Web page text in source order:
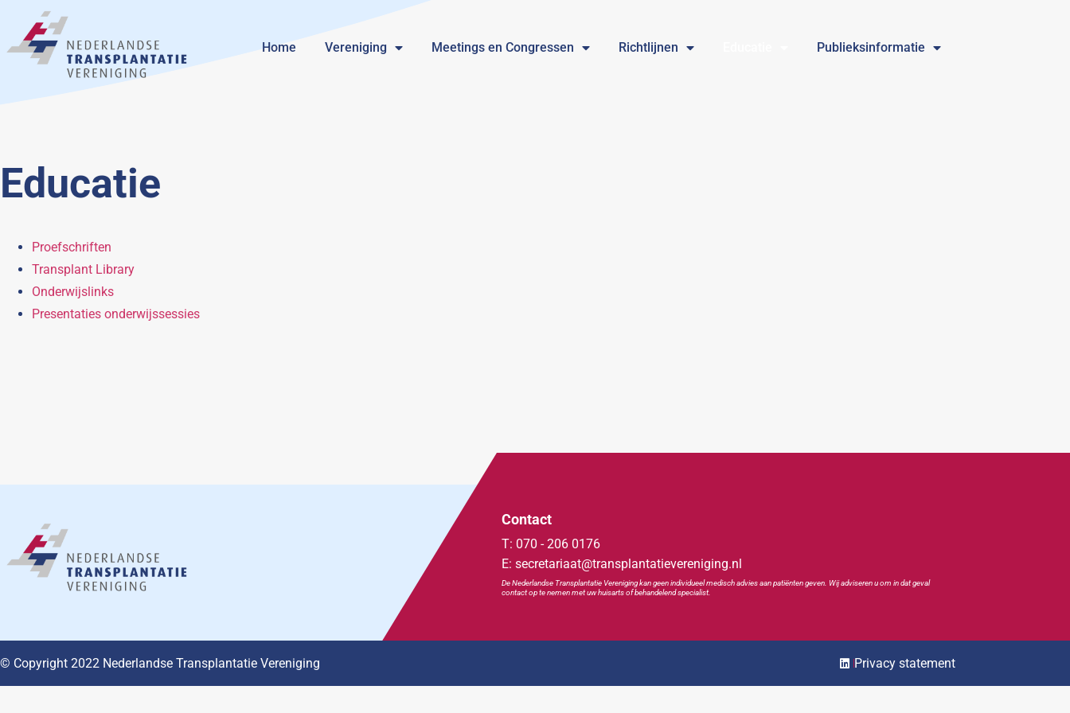
Home Vereniging Meetings en Congressen Richtlijnen Publieksinformatie
Educatie
Proefschriften
Transplant Library
Onderwijslinks
Presentaties onderwijssessies
Contact
T: 070 - 206 0176
E: secretariaat@transplantatievereniging.nl
De Nederlandse Transplantatie Vereniging kan geen individueel medisch advies aan patiënten geven. Wij adviseren u om in dat geval
contact op te nemen met uw huisarts of behandelend specialist.
© Copyright 2022 Nederlandse Transplantatie Vereniging Privacy statement